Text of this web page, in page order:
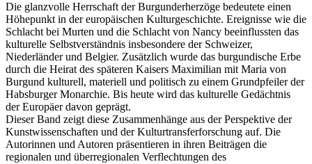
Die glanzvolle Herrschaft der Burgunderherzöge bedeutete einen
Höhepunkt in der europäischen Kulturgeschichte. Ereignisse wie die
Schlacht bei Murten und die Schlacht von Nancy beeinflussten das
kulturelle Selbstverständnis insbesondere der Schweizer,
Niederländer und Belgier. Zusätzlich wurde das burgundische Erbe
durch die Heirat des späteren Kaisers Maximilian mit Maria von
Burgund kulturell, materiell und politisch zu einem Grundpfeiler der
Habsburger Monarchie. Bis heute wird das kulturelle Gedächtnis
der Europäer davon geprägt.
Dieser Band zeigt diese Zusammenhänge aus der Perspektive der
Kunstwissenschaften und der Kulturtransferforschung auf. Die
Autorinnen und Autoren präsentieren in ihren Beiträgen die
regionalen und überregionalen Verflechtungen des